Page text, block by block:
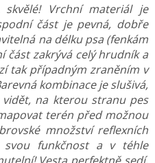
Vrchní materiál je
část je pevná, dobře
na délku psa (fenkám
část zakrývá celý hrudník a
tak případným zraněním v
kombinace je slušivá,
na kterou stranu pes
terén před možnou
množství reflexních
funkčnost a v téhle